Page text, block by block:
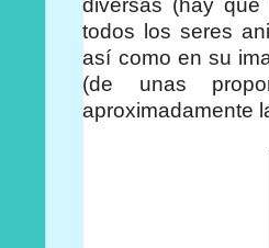
todos los seres
así como en su
(de unas
aproximadamente